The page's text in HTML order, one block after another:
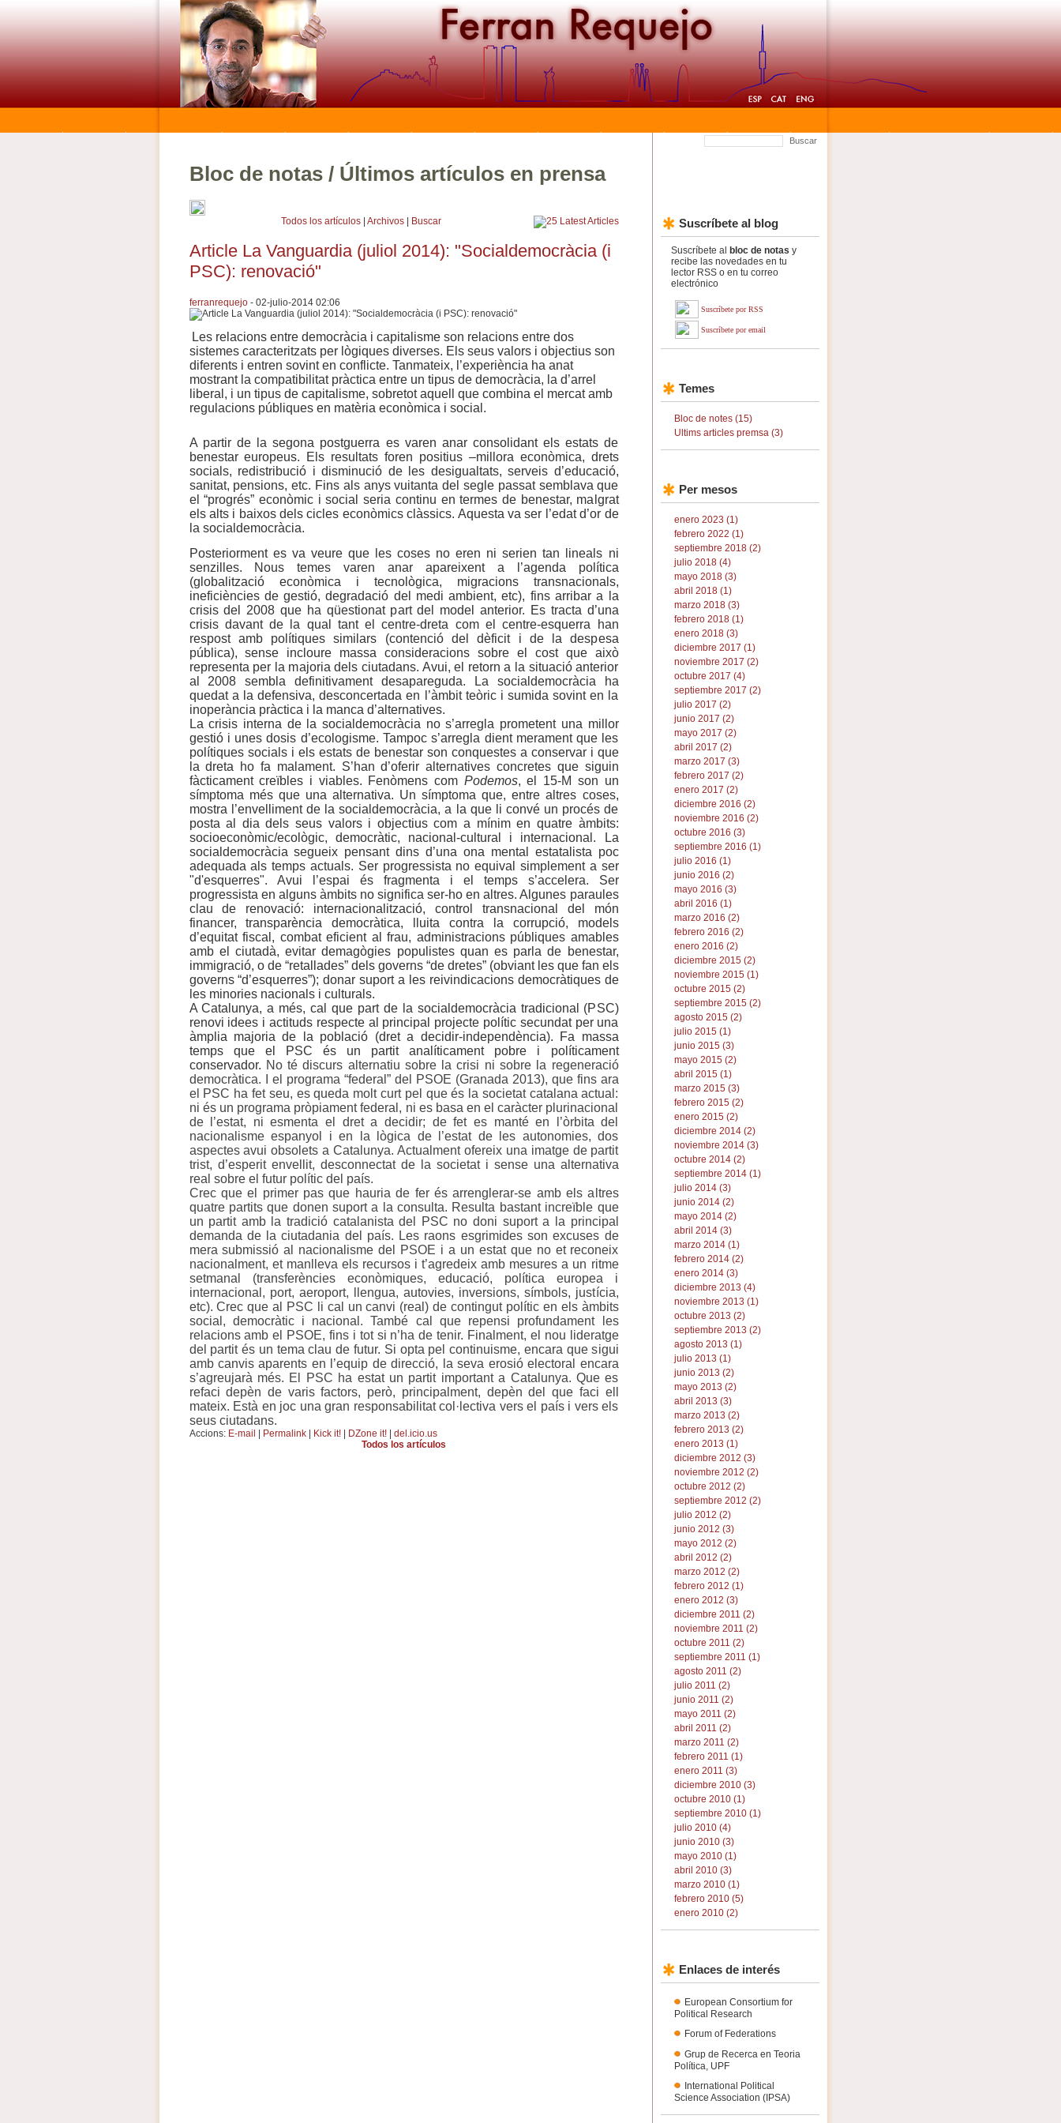
Bloc de notas / Últimos artículos en prensa
Buscar
Todos los artículos Archivos Buscar
Article La Vanguardia (juliol 2014): "Socialdemocràcia (i
PSC): renovació"
ferranrequejo- 02-julio-2014 02:06
Les relacions entre democràcia i capitalisme son relacions entre dos
sistemes caracteritzats per lògiques diverses. Els seus valors i objectius son
diferents i entren sovint en conflicte. Tanmateix, l’experiència ha anat
mostrant la compatibilitat pràctica entre un tipus de democràcia, la d’arrel
liberal, i un tipus de capitalisme, sobretot aquell que combina el mercat amb
regulacions públiques en matèria econòmica i social.
A partir de la segona postguerra es varen anar consolidant els estats de
benestar europeus. Els resultats foren positius –millora econòmica, drets
socials, redistribució i disminució de les desigualtats, serveis d’educació,
sanitat, pensions, etc. Fins als anys vuitanta del segle passat semblava que
el “progrés” econòmic i social seria continu en termes de benestar, malgrat
els alts i baixos dels cicles econòmics clàssics. Aquesta va ser l’edat d’or de
la socialdemocràcia.
Posteriorment es va veure que les coses no eren ni serien tan lineals ni
senzilles. Nous temes varen anar apareixent a l’agenda política
(globalització econòmica i tecnològica, migracions transnacionals,
ineficiències de gestió, degradació del medi ambient, etc), fins arribar a la
crisis del 2008 que ha qüestionat part del model anterior. Es tracta d’una
crisis davant de la qual tant el centre-dreta com el centre-esquerra han
respost amb polítiques similars (contenció del dèficit i de la despesa
pública), sense incloure massa consideracions sobre el cost que això
representa per la majoria dels ciutadans. Avui, el retorn a la situació anterior
al 2008 sembla definitivament desapareguda. La socialdemocràcia ha
quedat a la defensiva, desconcertada en l’àmbit teòric i sumida sovint en la
inoperància pràctica i la manca d’alternatives.
La crisis interna de la socialdemocràcia no s’arregla prometent una millor
gestió i unes dosis d’ecologisme. Tampoc s’arregla dient merament que les
polítiques socials i els estats de benestar son conquestes a conservar i que
la dreta ho fa malament. S’han d’oferir alternatives concretes que siguin
fàcticament creïbles i viables. Fenòmens com Podemos, el 15-M son un
símptoma més que una alternativa. Un símptoma que, entre altres coses,
mostra l’envelliment de la socialdemocràcia, a la que li convé un procés de
posta al dia dels seus valors i objectius com a mínim en quatre àmbits:
socioeconòmic/ecològic, democràtic, nacional-cultural i internacional. La
socialdemocràcia segueix pensant dins d’una ona mental estatalista poc
adequada als temps actuals. Ser progressista no equival simplement a ser
"d'esquerres". Avui l’espai és fragmenta i el temps s’accelera. Ser
progressista en alguns àmbits no significa ser-ho en altres. Algunes paraules
clau de renovació: internacionalització, control transnacional del món
financer, transparència democràtica, lluita contra la corrupció, models
d’equitat fiscal, combat eficient al frau, administracions públiques amables
amb el ciutadà, evitar demagògies populistes quan es parla de benestar,
immigració, o de “retallades” dels governs “de dretes” (obviant les que fan els
governs “d’esquerres”); donar suport a les reivindicacions democràtiques de
les minories nacionals i culturals.
A Catalunya, a més, cal que part de la socialdemocràcia tradicional (PSC)
renovi idees i actituds respecte al principal projecte polític secundat per una
àmplia majoria de la població (dret a decidir-independència). Fa massa
temps que el PSC és un partit analíticament pobre i políticament
conservador. No té discurs alternatiu sobre la crisi ni sobre la regeneració
democràtica. I el programa “federal” del PSOE (Granada 2013), que fins ara
el PSC ha fet seu, es queda molt curt pel que és la societat catalana actual:
ni és un programa pròpiament federal, ni es basa en el caràcter plurinacional
de l’estat, ni esmenta el dret a decidir; de fet es manté en l’òrbita del
nacionalisme espanyol i en la lògica de l’estat de les autonomies, dos
aspectes avui obsolets a Catalunya. Actualment ofereix una imatge de partit
trist, d’esperit envellit, desconnectat de la societat i sense una alternativa
real sobre el futur polític del país.
Crec que el primer pas que hauria de fer és arrenglerar-se amb els altres
quatre partits que donen suport a la consulta. Resulta bastant increïble que
un partit amb la tradició catalanista del PSC no doni suport a la principal
demanda de la ciutadania del país. Les raons esgrimides son excuses de
mera submissió al nacionalisme del PSOE i a un estat que no et reconeix
nacionalment, et manlleva els recursos i t’agredeix amb mesures a un ritme
setmanal (transferències econòmiques, educació, política europea i
internacional, port, aeroport, llengua, autovies, inversions, símbols, justícia,
etc). Crec que al PSC li cal un canvi (real) de contingut polític en els àmbits
social, democràtic i nacional. També cal que repensi profundament les
relacions amb el PSOE, fins i tot si n’ha de tenir. Finalment, el nou lideratge
del partit és un tema clau de futur. Si opta pel continuisme, encara que sigui
amb canvis aparents en l’equip de direcció, la seva erosió electoral encara
s’agreujarà més. El PSC ha estat un partit important a Catalunya. Que es
refaci depèn de varis factors, però, principalment, depèn del que faci ell
mateix. Està en joc una gran responsabilitat col·lectiva vers el país i vers els
seus ciutadans.
Accions: E-mail | Permalink| Kick it!| DZone it!| del.icio.us
Todos los artículos
Suscríbete al blog
Suscríbete al bloc de notas y
recibe las novedades en tu
lector RSS o en tu correo
electrónico
Suscríbete por RSS
Suscríbete por email
Temes
Bloc de notes (15)
Ultims articles premsa (3)
Per mesos
enero 2023 (1)
febrero 2022 (1)
septiembre 2018 (2)
julio 2018 (4)
mayo 2018 (3)
abril 2018 (1)
marzo 2018 (3)
febrero 2018 (1)
enero 2018 (3)
diciembre 2017 (1)
noviembre 2017 (2)
octubre 2017 (4)
septiembre 2017 (2)
julio 2017 (2)
junio 2017 (2)
mayo 2017 (2)
abril 2017 (2)
marzo 2017 (3)
febrero 2017 (2)
enero 2017 (2)
diciembre 2016 (2)
noviembre 2016 (2)
octubre 2016 (3)
septiembre 2016 (1)
julio 2016 (1)
junio 2016 (2)
mayo 2016 (3)
abril 2016 (1)
marzo 2016 (2)
febrero 2016 (2)
enero 2016 (2)
diciembre 2015 (2)
noviembre 2015 (1)
octubre 2015 (2)
septiembre 2015 (2)
agosto 2015 (2)
julio 2015 (1)
junio 2015 (3)
mayo 2015 (2)
abril 2015 (1)
marzo 2015 (3)
febrero 2015 (2)
enero 2015 (2)
diciembre 2014 (2)
noviembre 2014 (3)
octubre 2014 (2)
septiembre 2014 (1)
julio 2014 (3)
junio 2014 (2)
mayo 2014 (2)
abril 2014 (3)
marzo 2014 (1)
febrero 2014 (2)
enero 2014 (3)
diciembre 2013 (4)
noviembre 2013 (1)
octubre 2013 (2)
septiembre 2013 (2)
agosto 2013 (1)
julio 2013 (1)
junio 2013 (2)
mayo 2013 (2)
abril 2013 (3)
marzo 2013 (2)
febrero 2013 (2)
enero 2013 (1)
diciembre 2012 (3)
noviembre 2012 (2)
octubre 2012 (2)
septiembre 2012 (2)
julio 2012 (2)
junio 2012 (3)
mayo 2012 (2)
abril 2012 (2)
marzo 2012 (2)
febrero 2012 (1)
enero 2012 (3)
diciembre 2011 (2)
noviembre 2011 (2)
octubre 2011 (2)
septiembre 2011 (1)
agosto 2011 (2)
julio 2011 (2)
junio 2011 (2)
mayo 2011 (2)
abril 2011 (2)
marzo 2011 (2)
febrero 2011 (1)
enero 2011 (3)
diciembre 2010 (3)
octubre 2010 (1)
septiembre 2010 (1)
julio 2010 (4)
junio 2010 (3)
mayo 2010 (1)
abril 2010 (3)
marzo 2010 (1)
febrero 2010 (5)
enero 2010 (2)
Enlaces de interés
European Consortium for
Political Research
Forum of Federations
Grup de Recerca en Teoria
Política, UPF
International Political
Science Association (IPSA)